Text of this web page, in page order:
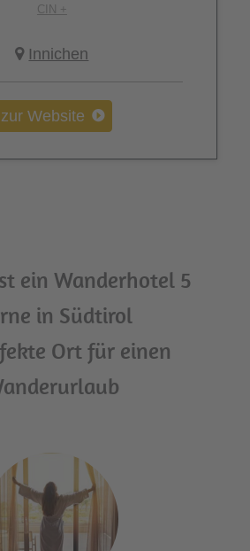
CIN +
Innichen
zur Website
ein Wanderhotel 5
in Südtirol
Ort für einen